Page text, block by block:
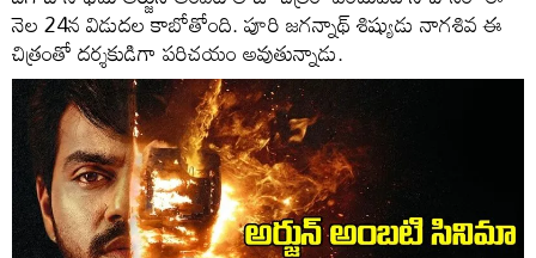
నెల 24న విడుదల కాబోతోంది. పూరి జగన్నాథ్‌ శిష్యుడు నాగశివ ఈ
చిత్రంతో దర్శకుడిగా పరిచయం అవుతున్నాడు.